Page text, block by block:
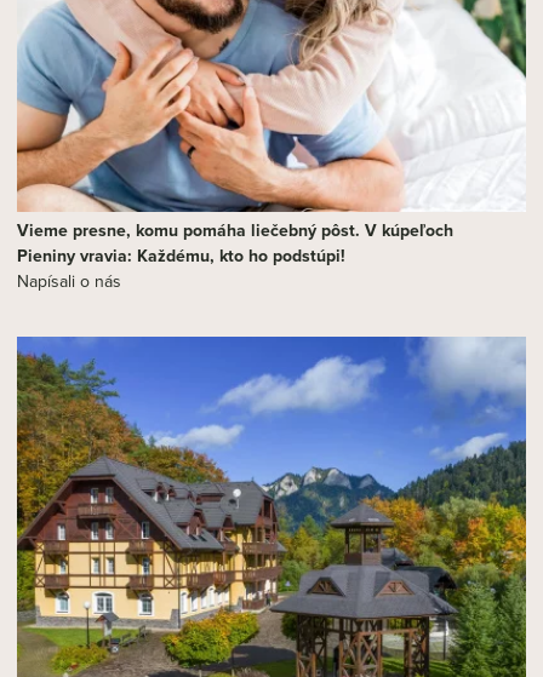
Vieme presne, komu pomáha liečebný pôst. V kúpeľoch
Pieniny vravia: Každému, kto ho podstúpi!
Napísali o nás